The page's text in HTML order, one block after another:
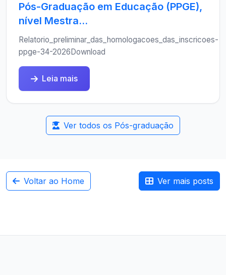
Pós-Graduação em Educação (PPGE),
nível Mestra...
Relatorio_preliminar_das_homologacoes_das_inscricoes-
ppge-34-2026Download
Leia mais
Ver todos os Pós-graduação
Voltar ao Home Ver mais posts